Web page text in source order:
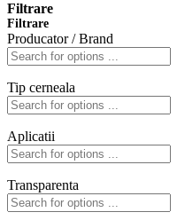
Filtrare
Filtrare
Producator / Brand
Tip cerneala
Aplicatii
Transparenta